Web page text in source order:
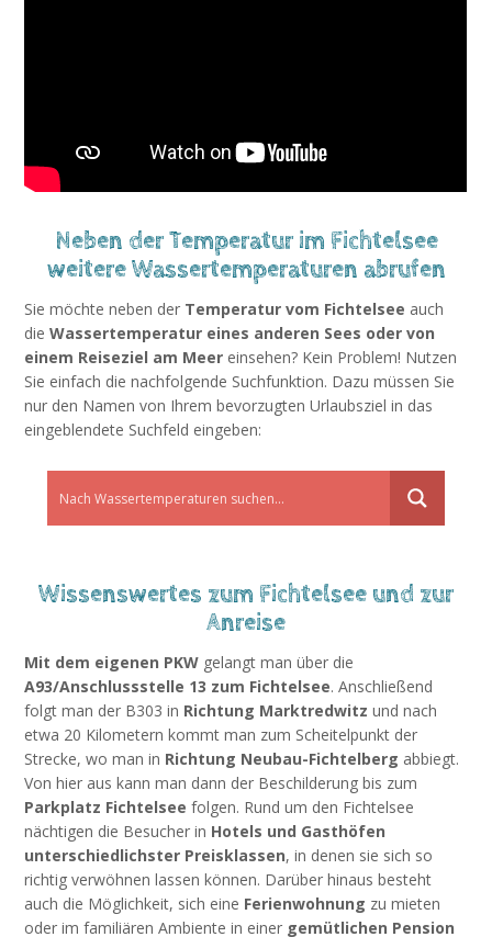
Neben der Temperatur im Fichtelsee
weitere Wassertemperaturen abrufen
Sie möchte neben der Temperatur vom Fichtelsee auch
dieWassertemperatur eines anderen Sees oder von
einem Reiseziel am Meer einsehen? Kein Problem! Nutzen
Sie einfach die nachfolgende Suchfunktion. Dazu müssen Sie
nur den Namen von Ihrem bevorzugten Urlaubsziel in das
eingeblendete Suchfeld eingeben:
Wissenswertes zum Fichtelsee und zur
Anreise
Mit dem eigenen PKW gelangt man über die
A93/Anschlussstelle 13 zum Fichtelsee. Anschließend
folgt man der B303 in Richtung Marktredwitz und nach
etwa 20 Kilometern kommt man zum Scheitelpunkt der
Strecke, wo man in Richtung Neubau-Fichtelberg abbiegt.
Von hier aus kann man dann der Beschilderung bis zum
Parkplatz Fichtelsee folgen. Rund um den Fichtelsee
nächtigen die Besucher in Hotels und Gasthöfen
unterschiedlichster Preisklassen, in denen sie sich so
richtig verwöhnen lassen können. Darüber hinaus besteht
auch die Möglichkeit, sich eine Ferienwohnung zu mieten
oder im familiären Ambiente in einer gemütlichen Pension